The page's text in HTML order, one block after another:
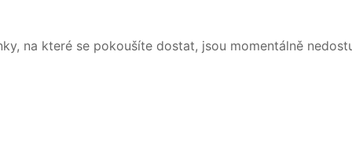
na které se pokoušíte dostat, jsou momentálně